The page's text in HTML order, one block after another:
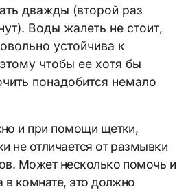
дважды (второй раз
Воды жалеть не стоит,
устойчива к
чтобы ее хотя бы
понадобится немало
и при помощи щетки,
не отличается от размывки
Может несколько помочь и
в комнате, это должно